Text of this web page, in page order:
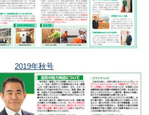
2019年秋号